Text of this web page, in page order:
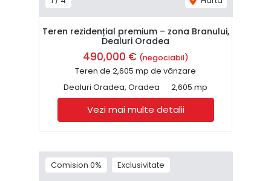
Teren rezidențial premium – zona Branului,
Dealuri Oradea
490,000 € (negociabil)
Teren de 2,605 mp de vânzare
Dealuri Oradea, Oradea
2,605 mp
Vezi mai multe detalii
Comision 0% Exclusivitate